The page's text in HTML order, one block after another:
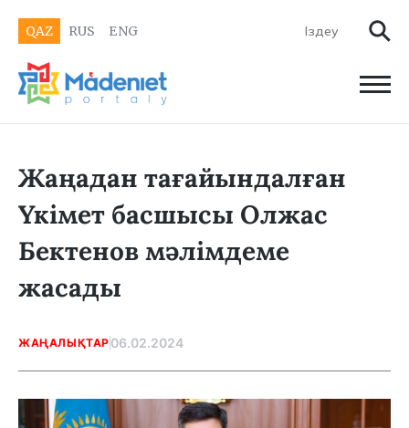
QAZ RUS ENG
Жаңадан тағайындалған
Үкімет басшысы Олжас
Бектенов мәлімдеме
жасады
ЖАҢАЛЫҚТАР 06.02.2024